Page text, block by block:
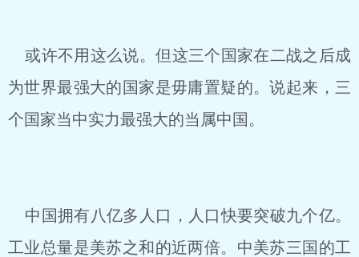
或许不用这么说。但这三个国家在二战之后成
为世界最强大的国家是毋庸置疑的。说起来，三
个国家当中实力最强大的当属中国。
中国拥有八亿多人口，人口快要突破九个亿。
工业总量是美苏之和的近两倍。中美苏三国的工